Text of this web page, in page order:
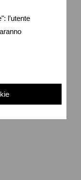
l’utente
solo a